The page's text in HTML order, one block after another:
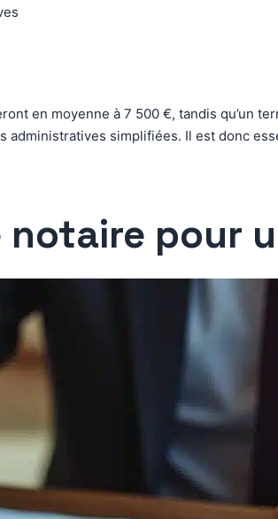
en moyenne à 7 500 €, tandis qu’un
simplifiées. Il est donc
pour